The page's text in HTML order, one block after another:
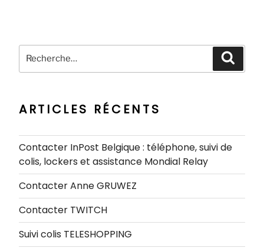
Recherche
pour
ARTICLES RÉCENTS
Contacter InPost Belgique : téléphone, suivi de
colis, lockers et assistance Mondial Relay
Contacter Anne GRUWEZ
Contacter TWITCH
Suivi colis TELESHOPPING